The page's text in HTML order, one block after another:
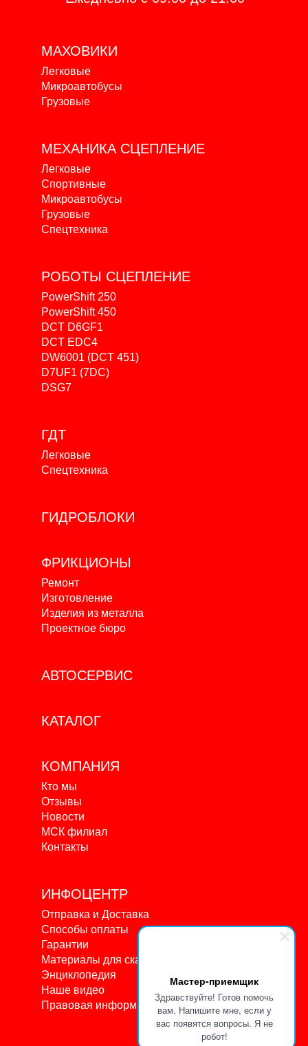
Мастер-приемщик
Здравствуйте! Готов помочь
вам. Напишите мне, если у
вас появятся вопросы. Я не
робот!
МАХОВИКИ
Легковые
Микроавтобусы
Грузовые
МЕХАНИКА СЦЕПЛЕНИЕ
Легковые
Спортивные
Микроавтобусы
Грузовые
Спецтехника
РОБОТЫ СЦЕПЛЕНИЕ
PowerShift 250
PowerShift 450
DCT D6GF1
DCT EDC4
DW6001 (DCT 451)
D7UF1 (7DC)
DSG7
ГДТ
Легковые
Спецтехника
ГИДРОБЛОКИ
ФРИКЦИОНЫ
Ремонт
Изготовление
Изделия из металла
Проектное бюро
АВТОСЕРВИС
КАТАЛОГ
КОМПАНИЯ
Кто мы
Отзывы
Новости
МСК филиал
Контакты
ИНФОЦЕНТР
Отправка и Доставка
Способы оплаты
Гарантии
Материалы для скачивания
Энциклопедия
Наше видео
Правовая информация